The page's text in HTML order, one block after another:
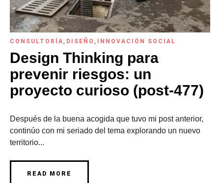
CONSULTORÍA, DISEÑO , INNOVACIÓN SOCIAL
Design Thinking para
prevenir riesgos: un
proyecto curioso (post-477)
Después de la buena acogida que tuvo mi post anterior,
continúo con mi seriado del tema explorando un nuevo
territorio...
READ MORE